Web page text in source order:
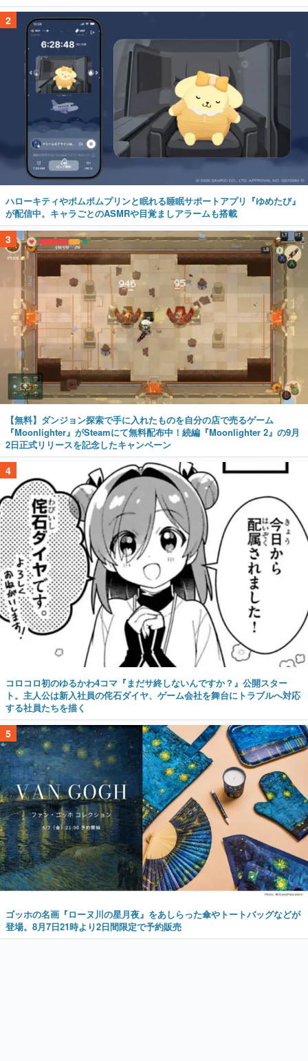
2
ハローキティやポムポムプリンと眠れる睡眠サポートアプリ『ゆめたび』
が配信中。キャラごとのASMRや目覚ましアラームも搭載
3
【無料】ダンジョン探索で手に入れたものを自分の店で売るゲーム
『Moonlighter』がSteamにて無料配布中！続編『Moonlighter 2』の9月
2日正式リリースを記念したキャンペーン
4
コロコロ初のゆるかわ4コマ『まだサ終しないんですか？』公開スター
ト。主人公は新入社員の侘石ダイヤ、ゲーム会社を舞台にトラブルへ対応
する社員たちを描く
5
ゴッホの名画『ローヌ川の星月夜』をあしらった傘やトートバッグなどが
登場。8月7日21時より2日間限定で予約販売